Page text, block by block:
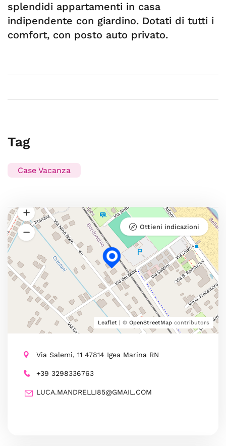
splendidi appartamenti in casa
indipendente con giardino. Dotati di tutti i
comfort, con posto auto privato.
Tag
Case Vacanza
Leaflet | © OpenStreetMap contributors
Ottieni indicazioni
Via Salemi, 11 47814 Igea Marina RN
+39 3298336763
LUCA.MANDRELLI85@GMAIL.COM